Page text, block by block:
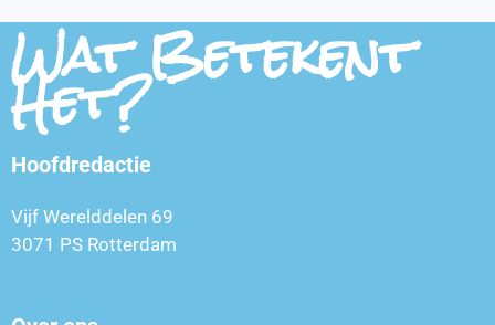
Wat Betekent
Het?
Hoofdredactie
Vijf Werelddelen 69
3071 PS Rotterdam